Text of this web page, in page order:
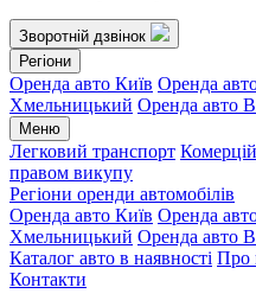
Зворотній дзвінок
Регіони
Оренда авто Київ Оренда
Хмельницький Оренда авто
Меню
Легковий транспорт
правом викупу
Регіони оренди автомобілів
Оренда авто Київ Оренда
Хмельницький Оренда авто
Каталог авто в наявності Про
Контакти